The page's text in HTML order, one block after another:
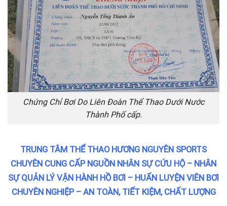
Chứng Chỉ Bơi Do Liên Đoàn Thể Thao Dưới Nước
Thành Phố cấp.
TRUNG TÂM THỂ THAO HƯƠNG NGUYÊN SPORTS
CHUYÊN CUNG CẤP NGUỒN NHÂN SỰ CỨU HỘ – NHÂN
SỰ QUẢN LÝ VẬN HÀNH HỒ BƠI – HUẤN LUYỆN VIÊN BƠI
CHUYÊN NGHIỆP – AN TOÀN, TIẾT KIỆM, CHẤT LƯỢNG